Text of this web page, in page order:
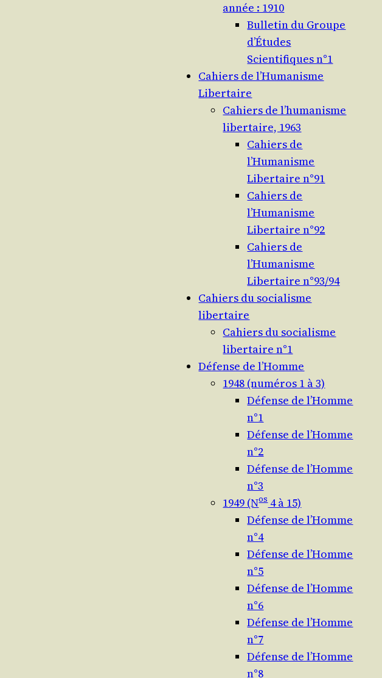
année : 1910
Bulletin du Groupe
d’Études
Scientifiques n°1
Cahiers de l’Humanisme
Libertaire
Cahiers de l’humanisme
libertaire, 1963
Cahiers de
l’Humanisme
Libertaire n°91
Cahiers de
l’Humanisme
Libertaire n°92
Cahiers de
l’Humanisme
Libertaire n°93/94
Cahiers du socialisme
libertaire
Cahiers du socialisme
libertaire n°1
Défense de l’Homme
1948 (numéros 1 à 3)
Défense de l’Homme
n°1
Défense de l’Homme
n°2
Défense de l’Homme
n°3
1949 (Nos4 à 15)
Défense de l’Homme
n°4
Défense de l’Homme
n°5
Défense de l’Homme
n°6
Défense de l’Homme
n°7
Défense de l’Homme
n°8